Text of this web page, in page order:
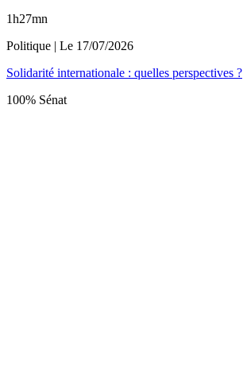
1h27mn
Politique | Le 17/07/2026
Solidarité internationale : quelles perspectives ?
100% Sénat